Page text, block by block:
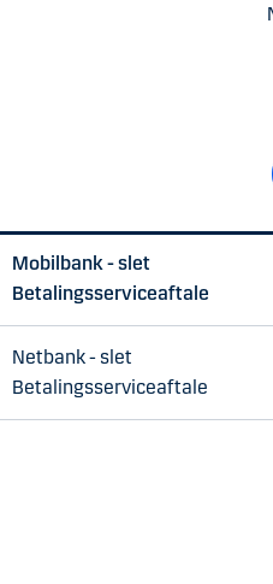
Mobilbank - slet
Betalingsserviceaftale
Netbank - slet
Betalingsserviceaftale